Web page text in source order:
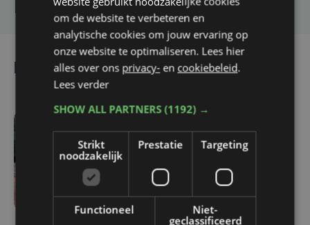
Lees ook
wo 5 augustus | 17:13
Vijf West-Vlaamse
gymnasten mogen zich
opmaken voor EK
om de website te verbeteren en
analytische cookies om jouw ervaring op
onze website te optimaliseren. Lees hier
alles over ons privacy- en cookiebeleid.
Lees verder
SHOW ALL PARTNERS(1192) →
Strikt
noodzakelijk
Prestatie Targeting
Functioneel
Niet-
geclassificeerd